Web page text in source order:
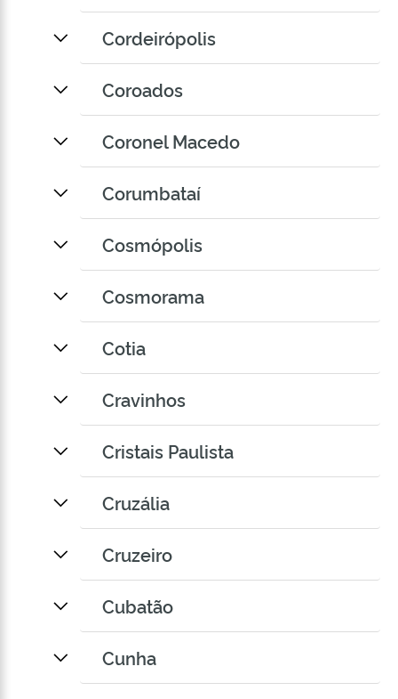
Cordeirópolis
Coroados
Coronel Macedo
Corumbataí
Cosmópolis
Cosmorama
Cotia
Cravinhos
Cristais Paulista
Cruzália
Cruzeiro
Cubatão
Cunha